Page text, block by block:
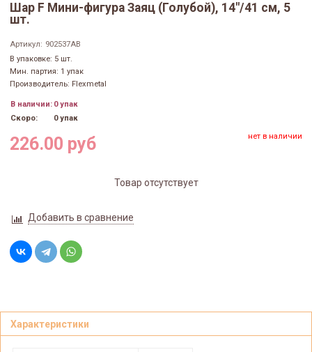
Шар F Мини-фигура Заяц (Голубой), 14"/41 см, 5
шт.
Артикул: 902537AB
В упаковке: 5 шт.
Мин. партия: 1 упак
Производитель: Flexmetal
В наличии: 0 упак
Скоро:
0 упак
226.00 руб нет в наличии
Товар отсутствует
Добавить в сравнение
Характеристики